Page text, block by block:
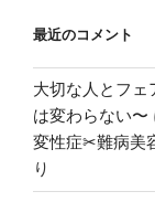
に
心
掛
け
て
い
o
k
n
最近のコメント
大切な人とフ
は変わらない〜
変性症✂︎難病美
り